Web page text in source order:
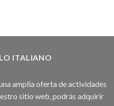
ITALIANO
amplia oferta de actividades
sitio web, podrás adquirir